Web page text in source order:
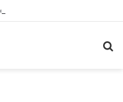
en plein essor